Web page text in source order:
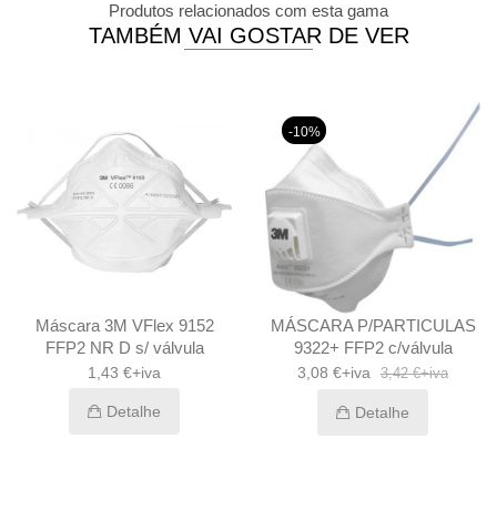
Produtos relacionados com esta gama
TAMBÉM VAI GOSTAR DE VER
3M VFlex 9152
FFP2 NR D s/ válvula
1,43 €+iva
Detalhe
-10%
MÁSCARA P/PARTICULAS
9322+ FFP2 c/válvula
3,08 €+iva 3,42 €+iva
Detalhe